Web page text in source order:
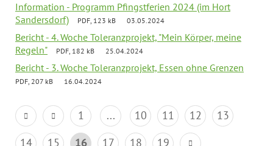
Information - Programm Pfingstferien 2024 (im Hort
Sandersdorf)
PDF, 123 kB 03.05.2024
Bericht - 4. Woche Toleranzprojekt, "Mein Körper, meine
Regeln"
PDF, 182 kB 25.04.2024
Bericht - 3. Woche Toleranzprojekt, Essen ohne Grenzen
PDF, 207 kB 16.04.2024
1 ... 10 11 12
13
14
15 16 17 18 19